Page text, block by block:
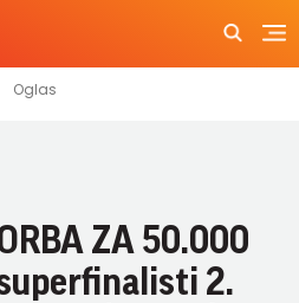
ZA 50.000
superfinalisti 2.